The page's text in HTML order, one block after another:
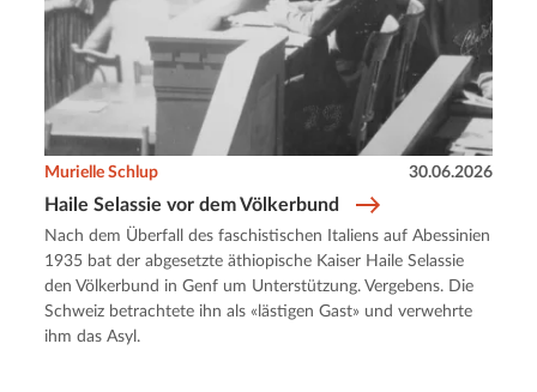
Haile Selassie vor dem Völkerbund
Murielle Schlup 30.06.2026
Nach dem Überfall des faschistischen Italiens auf Abessinien
1935 bat der abgesetzte äthiopische Kaiser Haile Selassie
den Völkerbund in Genf um Unterstützung. Vergebens. Die
Schweiz betrachtete ihn als «lästigen Gast» und verwehrte
ihm das Asyl.